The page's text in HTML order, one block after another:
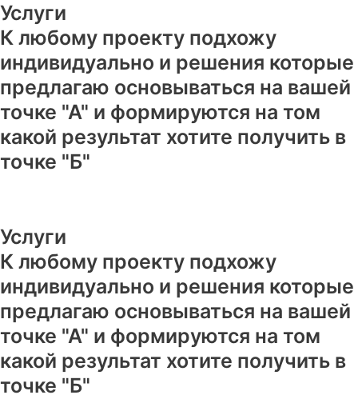
Услуги
К любому проекту подхожу
индивидуально и решения которые
предлагаю основываться на вашей
точке "А" и формируются на том
какой результат хотите получить в
точке "Б"
Услуги
К любому проекту подхожу
индивидуально и решения которые
предлагаю основываться на вашей
точке "А" и формируются на том
какой результат хотите получить в
точке "Б"